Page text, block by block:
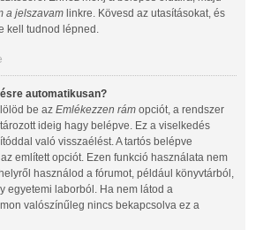
a jelszavam linkre. Kövesd az utasításokat, és
kell tudnod lépned.
automatikusan?
be az Emlékezzen rám opciót, a rendszer
ideig hagy belépve. Ez a viselkedés
való visszaélést. A tartós belépve
említett opciót. Ezen funkció használata nem
használod a fórumot, például könyvtárból,
egyetemi laborból. Ha nem látod a
valószínűleg nincs bekapcsolva ez a